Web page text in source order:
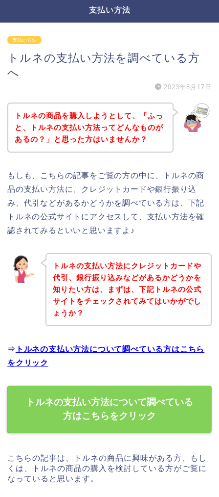
支払い方法
支払い方法
トルネの支払い方法を調べている方
へ
2023年8月17日
トルネの商品を購入しようとして、「ふっ
と、トルネの支払い方法ってどんなものが
あるの？」と思った方はいませんか？
もしも、こちらの記事をご覧の方の中に、トルネの商
品の支払い方法に、クレジットカードや銀行振り込
み、代引などがあるかどうかを調べている方は、下記
トルネの公式サイトにアクセスして、支払い方法を確
認されてみるといいと思いますよ♪
トルネの支払い方法にクレジットカードや
代引、銀行振り込みなどがあるかどうかを
知りたい方は、まずは、下記トルネの公式
サイトをチェックされてみてはいかがでし
ょうか？
⇒ トルネの支払い方法について調べている方はこちら
をクリック
トルネの支払い方法について調べている
方はこちらをクリック
こちらの記事は、トルネの商品に興味がある方、もし
くは、トルネの商品の購入を検討している方がご覧に
なっていると思います。